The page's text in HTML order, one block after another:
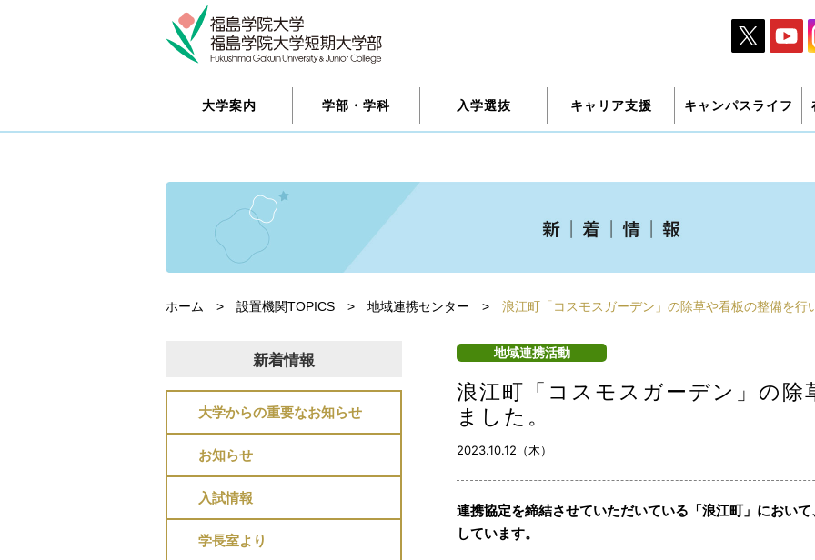
大学案内 学部・学科 入学選抜 キャリア支援 キャンパスライフ
ホーム > 設置機関TOPICS > 地域連携センター > 浪江町「コスモスガーデン」の除草や看板の整備を行
新着情報
大学からの重要なお知らせ
お知らせ
入試情報
学長室より
地域連携活動
浪江町「コスモスガーデン」の除
ました。
2023.10.12（木）
連携協定を締結させていただいている「浪江町」におい
しています。